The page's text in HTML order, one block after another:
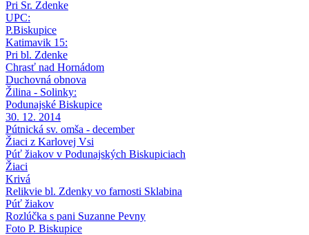
Pri Sr. Zdenke
UPC:
P.Biskupice
Katimavik 15:
Pri bl. Zdenke
Chrasť nad Hornádom
Duchovná obnova
Žilina - Solinky:
Podunajské Biskupice
30. 12. 2014
Pútnická sv. omša - december
Žiaci z Karlovej Vsi
Púť žiakov v Podunajských Biskupiciach
Žiaci
Krivá
Relikvie bl. Zdenky vo farnosti Sklabina
Púť žiakov
Rozlúčka s pani Suzanne Pevny
Foto P. Biskupice